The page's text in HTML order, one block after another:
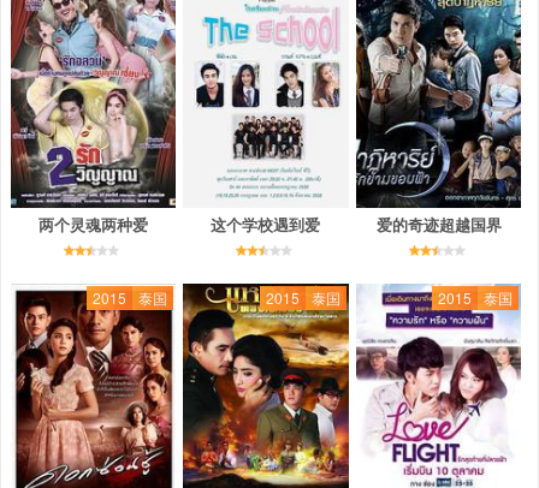
两个灵魂两种爱 这个学校遇到爱 爱的奇迹超越国界
2015 泰国 2015 泰国 2015 泰国